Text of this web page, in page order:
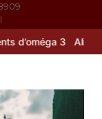
équilibrée :